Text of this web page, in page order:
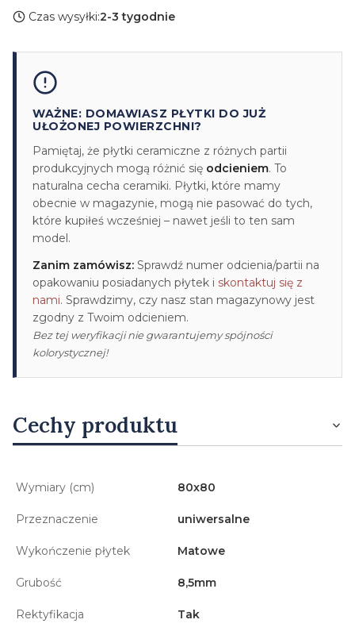
Czas wysyłki:2-3 tygodnie
WAŻNE: DOMAWIASZ PŁYTKI DO JUŻ
UŁOŻONEJ POWIERZCHNI?
Pamiętaj, że płytki ceramiczne z różnych partii
produkcyjnych mogą różnić się odcieniem. To
naturalna cecha ceramiki. Płytki, które mamy
obecnie w magazynie, mogą nie pasować do tych,
które kupiłeś wcześniej – nawet jeśli to ten sam
model.
Zanim zamówisz: Sprawdź numer odcienia/partii na
opakowaniu posiadanych płytek i skontaktuj się z
nami. Sprawdzimy, czy nasz stan magazynowy jest
zgodny z Twoim odcieniem.
Bez tej weryfikacji nie gwarantujemy spójności
kolorystycznej!
Cechy produktu
Wymiary (cm) 80x80
Przeznaczenie uniwersalne
Wykończenie płytek Matowe
Grubość 8,5mm
Rektyfikacja Tak